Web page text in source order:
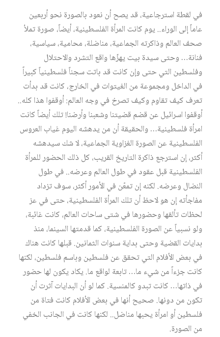
في لقطة استرجاعية، قد يصح أن نعود بالصورة نحو أربعين
عاماً إلى الوراء.. يوم كانت المرأة الفلسطينية، أيضاً، صورة تملأ
صحف العالم وذاكرته الجماعية، مناضلة، محامية، سياسية،
فنانة… وحتى سيدة بيت يهزّها واقع التشرد والاحتلال
وفلسطين التي حتى وإن كانت قد باتت سجناً فلسطينياً كبيراً
في الداخل ومجموعة من الغيتوات في الخارج، كانت قد بدأت
تعرف كيف تقاوم وكيف تصرخ في وجه العالم: أوقفوا هذا كله..
أوقفوا اسرائيل عن قضم قضيتنا وشعبنا وأرضنا! تلك أيضاً كانت
امرأة فلسطينية… والحقيقة أن من يدهشه اليوم غياب العروس
الفلسطينية عن الصورة الغزاوية الجماعية، لا شك سيدهشه
أكثر، إن استرجع ذاكرة التاريخ القريب، كل ذلك الحضور للمرأة
الفلسطينية قبل عقود في طول العالم وعرضه.. في طول
النضال وعرضه. لكنه إن تمعّن في الأمور أكثر، سوف تزداد
مفاجأته إن هو لاحظ أن تلك المرأة الفلسطينية، حتى في عز
لحظات تألقها وحضورها في شتى ساحات العالم، كانت غائبة،
ولو نسبياً عن الصورة الفلسطينية، كما قدمتها السينما، منذ
بدايات القضية وحتى بداية سنوات الثمانين. قبلها كانت هناك
في بعض الأفلام التي تحقق عن فلسطين وباسم فلسطين، لكنها
كانت جزءاً من شيء ما… تابعة لواقع ما. يكاد يكون لها حضور
في ذاتها… كانت تبدو كالمنسية. كما لو أن البدايات آثرت أن
تكون من دونها. صحيح أنها في بعض الأفلام كانت فتاة من
فلسطين أو امرأة يحبها مناضل.. لكنها كانت في الجانب الخفي
من الصورة.